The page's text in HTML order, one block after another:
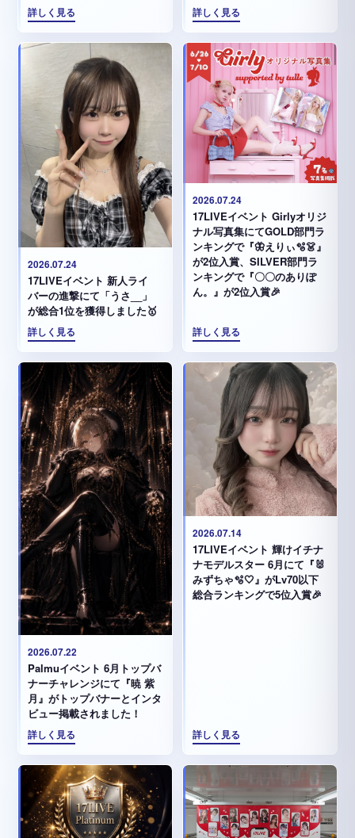
詳しく見る 詳しく見る
2026.07.24
17LIVEイベント 新人ライ
バーの進撃にて「うさ__」
が総合1位を獲得しました🥇
詳しく見る
2026.07.24
17LIVEイベント Girlyオリジ
ナル写真集にてGOLD部門ラ
ンキングで『🦋えりぃ🫧👗』
が2位入賞、SILVER部門ラ
ンキングで『〇〇のありぽ
ん。』が2位入賞🎉
詳しく見る
2026.07.22
Palmuイベント 6月トップバ
ナーチャレンジにて『暁 紫
月』がトップバナーとインタ
ビュー掲載されました！
詳しく見る
2026.07.14
17LIVEイベント 輝けイチナ
ナモデルスター 6月にて『🐰
みずちゃ️🫧🤍』がLv70以下
総合ランキングで5位入賞🎉
詳しく見る